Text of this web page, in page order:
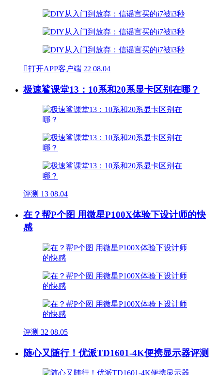
打开APP客户端 22 08.04
极速鲨课堂13：10系和20系显卡区别在哪？
评测 13 08.04
在？帮P个图 用微星P100X体验下设计师的快
感
评测 32 08.05
随心又随行！优派TD1601-4K便携显示器评测